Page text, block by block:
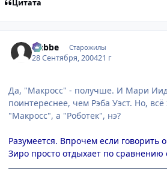
Цитата
Nabbe Старожилы
28 Сентября, 200421 г
Да, "Макросс" - получше. И Мари
поинтереснее, чем Рэба Уэст. Но,
"Макросс", а "Роботек", нэ?
Разумеется. Впрочем если говорить
Зиро просто отдыхает по сравнению